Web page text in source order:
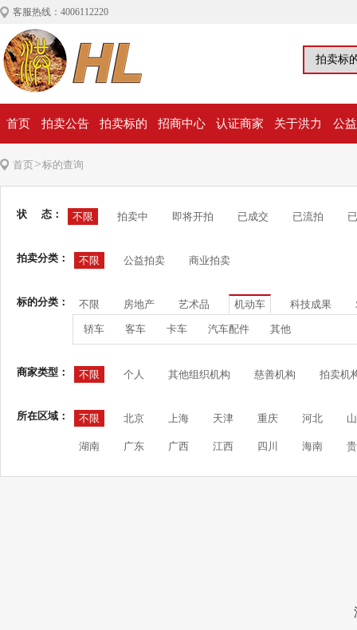
客服热线：4006112220
首页 拍卖公告 拍卖标的 招商中心 认证商家 关于洪力 公
首页>标的查询
状 态： 不限 拍卖中 即将开拍 已成交 已流拍
拍卖分类： 不限 公益拍卖 商业拍卖
标的分类： 不限 房地产 艺术品 机动车 科技成果
轿车 客车 卡车 汽车配件 其他
商家类型： 不限 个人 其他组织机构 慈善机构 拍卖机
所在区域： 不限 北京 上海 天津 重庆 河北
湖南 广东 广西 江西 四川 海南